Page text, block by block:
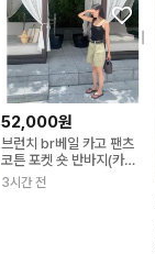
52,000원
브런치 br베일 카고 팬츠
코튼 포켓 숏 반바지(카
키,S사이즈)
3시간 전